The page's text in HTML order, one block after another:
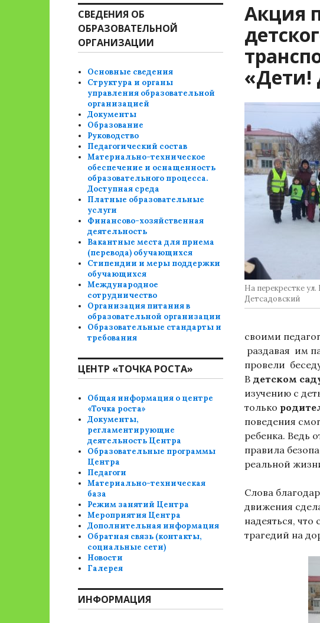
Акция
«Дети!
На перекрестке ул.
Детсадовский
своими
раздавая им
провели
В детском
изучению с
только
поведения
ребенка. Ведь
правила
реальной
Слова
движения
надеяться, что
трагедий на
СВЕДЕНИЯ ОБ
ОБРАЗОВАТЕЛЬНОЙ
ОРГАНИЗАЦИИ
Основные сведения
Структура и органы
управления образовательной
организацией
Документы
Образование
Руководство
Педагогический состав
Материально-техническое
обеспечение и оснащенность
образовательного процесса.
Доступная среда
Платные образовательные
услуги
Финансово-хозяйственная
деятельность
Вакантные места для приема
(перевода) обучающихся
Стипендии и меры поддержки
обучающихся
Международное
сотрудничество
Организация питания в
образовательной организации
Образовательные стандарты и
требования
ЦЕНТР «ТОЧКА РОСТА»
Общая информация о центре
«Точка роста»
Документы,
регламентирующие
деятельность Центра
Образовательные программы
Центра
Педагоги
Материально-техническая
база
Режим занятий Центра
Мероприятия Центра
Дополнительная информация
Обратная связь (контакты,
социальные сети)
Новости
Галерея
ИНФОРМАЦИЯ